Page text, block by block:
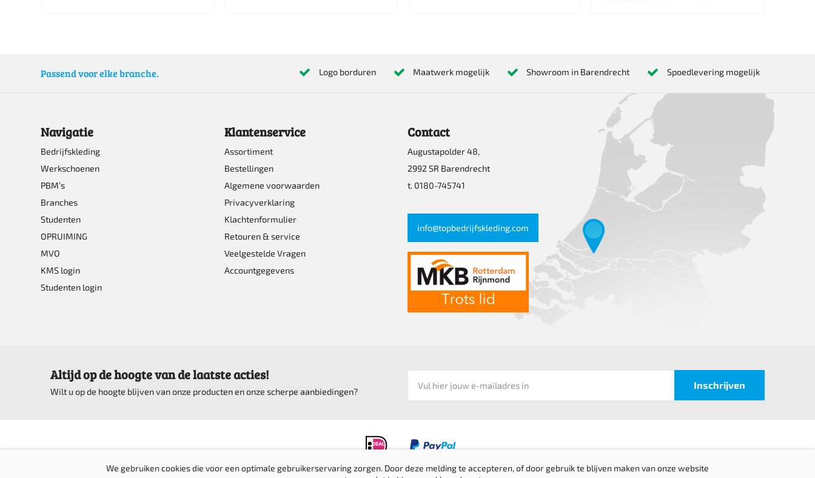
Passend voor elke branche. Logo borduren Maatwerk mogelijk Showroom in Barendrecht Spoedlevering mogelijk
Navigatie
Bedrijfskleding
Werkschoenen
PBM’s
Branches
Studenten
OPRUIMING
MVO
KMS login
Studenten login
Klantenservice
Assortiment
Bestellingen
Algemene voorwaarden
Privacyverklaring
Klachtenformulier
Retouren & service
Veelgestelde Vragen
Accountgegevens
Contact
Augustapolder 48,
2992 SR Barendrecht
t. 0180-745741
info@topbedrijfskleding.com
Altijd op de hoogte van de laatste acties!
Wilt u op de hoogte blijven van onze producten en onze scherpe aanbiedingen?
We gebruiken cookies die voor een optimale gebruikerservaring zorgen. Door deze melding te accepteren, of door gebruik te blijven maken van onze website